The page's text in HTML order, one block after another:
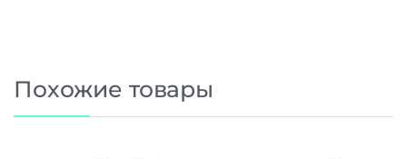
Похожие товары